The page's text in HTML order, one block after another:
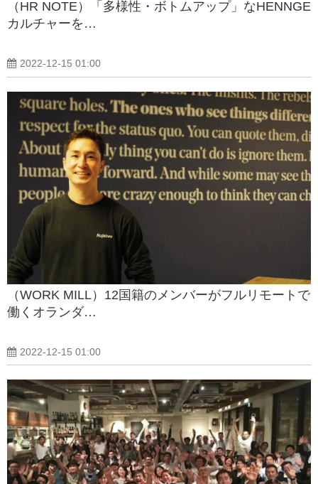
（HR NOTE）「多様性・ボトムアップ」なHENNGE
カルチャーを…
2022-12-15 01:00
（WORK MILL）12国籍のメンバーがフルリモートで
働くオランダ…
2022-12-15 01:00